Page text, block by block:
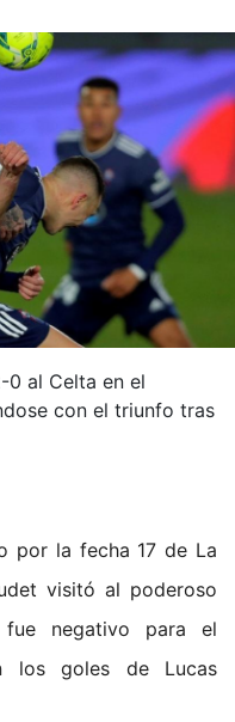
0 al Celta en el
con el triunfo tras
por la fecha 17 de La
visitó al poderoso
negativo para el
los goles de Lucas